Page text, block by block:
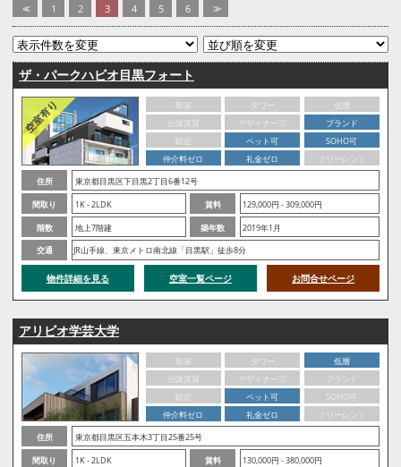
<< 1 2 3 4 5 6 >>
ザ・パークハビオ目黒フォート
新築 タワー
低層
分譲賃貸
デザイナーズ
ブランド
駅近
ペット可
SOHO可
仲介料ゼロ
礼金ゼロ
フリーレント
住所
東京都目黒区下目黒2丁目6番12号
間取り
1K - 2LDK 賃料
129,000円 - 309,000円
階数
地上7階建 築年数
2019年1月
交通
JR山手線、東京メトロ南北線「目黒駅」徒歩8分
物件詳細を見る 空室一覧ページ お問合せページ
アリビオ学芸大学
新築 タワー
低層
分譲賃貸
デザイナーズ
ブランド
駅近
ペット可
SOHO可
仲介料ゼロ
礼金ゼロ
フリーレント
住所
東京都目黒区五本木3丁目25番25号
間取り
1K - 2LDK 賃料
130,000円 - 380,000円